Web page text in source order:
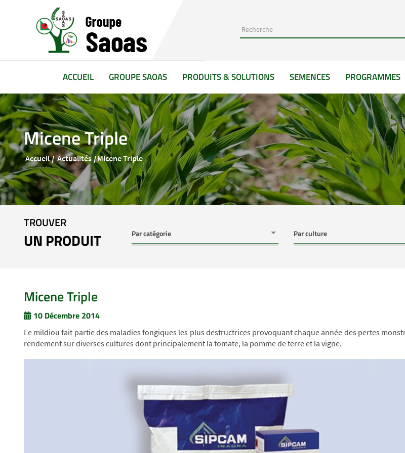
ACCUEIL(CURRENT)
GROUPE SAOAS PRODUITS & SOLUTIONS SEMENCES PROGRAMMES
Micene Triple
Accueil Actualités Micene Triple
TROUVER
UN PRODUIT
Micene Triple
10 Décembre 2014
Le mildiou fait partie des maladies fongiques les plus destructrices provoquant chaque année des pertes
rendement sur diverses cultures dont principalement la tomate, la pomme de terre et la vigne.